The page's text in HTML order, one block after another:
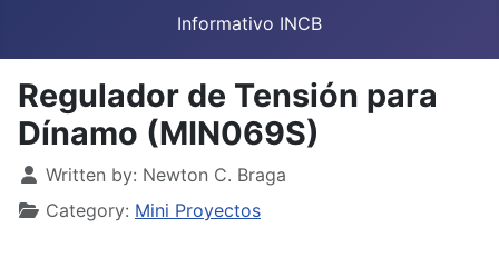
Informativo INCB
Regulador de Tensión para
Dínamo (MIN069S)
Details
Written by: Newton C. Braga
Category: Mini Proyectos